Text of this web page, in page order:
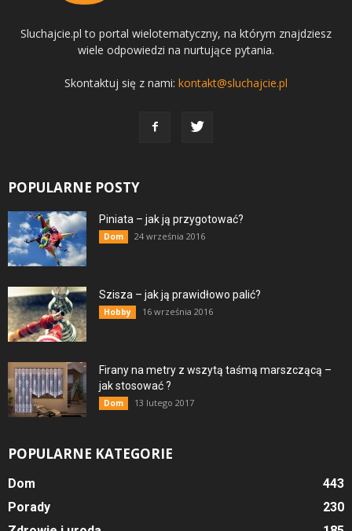
Sluchajcie.pl to portal wielotematyczny, na którym znajdziesz
wiele odpowiedzi na nurtujące pytania.
Skontaktuj się z nami: kontakt@sluchajcie.pl
POPULARNE POSTY
Piniata – jak ją przygotować?
Dom 24 września 2016
Szisza – jak ją prawidłowo palić?
Hobby 16 września 2016
Firany na metry z wszytą taśmą marszczącą –
jak stosować ?
Dom 13 lutego 2017
POPULARNE KATEGORIE
Dom
443
Porady
230